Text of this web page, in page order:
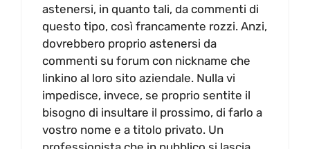
astenersi, in quanto tali, da commenti di
questo tipo, così francamente rozzi. Anzi,
dovrebbero proprio astenersi da
commenti su forum con nickname che
linkino al loro sito aziendale. Nulla vi
impedisce, invece, se proprio sentite il
bisogno di insultare il prossimo, di farlo a
vostro nome e a titolo privato. Un